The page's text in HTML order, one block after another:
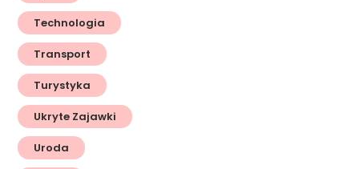
Technologia
Transport
Turystyka
Ukryte Zajawki
Uroda